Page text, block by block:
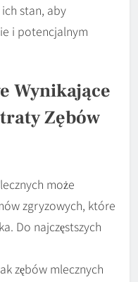
stan, aby
i potencjalnym
Wynikające
Zębów
może
zgryzowych, które
Do najczęstszych
zębów mlecznych